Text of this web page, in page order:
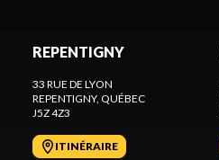
REPENTIGNY
33 RUE DE LYON
REPENTIGNY, QUÉBEC
J5Z 4Z3
ITINÉRAIRE